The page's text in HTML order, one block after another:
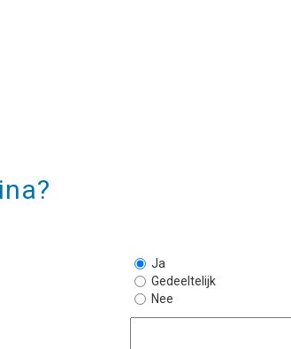
Ja
Gedeeltelijk
Nee